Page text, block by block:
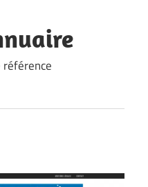
référence